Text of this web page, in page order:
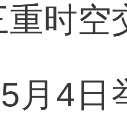
重时
日举